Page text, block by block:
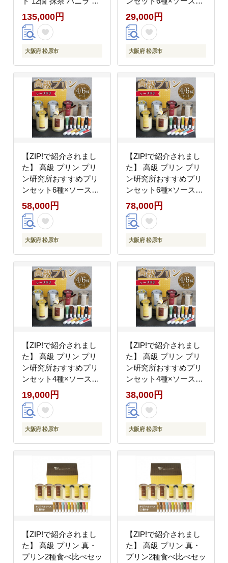
ーヒー なめらか purinn
PURINN ご褒美 ギフト
お中元 お歳暮 母の日
タイン ホワイトデー 誕
生日 結婚 出産 祝い 内
祝い 贈答品 プリン研究
所 大阪府 松原市
135,000円
大阪府 松原市
種 プリン purin プリン
研究所おすすめプリン
プリン研究所 purinn お
ソース12種 スイーツ
たまご感 昔ながら 大阪
府 松原市
29,000円
大阪府 松原市
【ZIP!で紹介されまし
た】 高級 プリン プリ
ン研究所おすすめプリ
ンセット6種×ソース12
種×2セット かため
purin 牛乳 卵 砂糖 卵の
コク purinn 昔ながら つ
触り ミルキー 甘み ソ
ース 大阪府 松原市
58,000円
大阪府 松原市
【ZIP!で紹介されまし
た】 高級 プリン プリ
ン研究所おすすめプリ
ンセット6種×ソース12
種×3セット かため
purin 牛乳 卵 砂糖 卵の
コク purinn 昔ながら つ
触り ミルキー 甘み ソ
ース 大阪府 松原市
78,000円
大阪府 松原市
【ZIP!で紹介されまし
た】 高級 プリン プリ
ン研究所おすすめプリ
ンセット4種×ソース8
種 アッサム 牛乳 卵 砂
糖 卵のコク 昔ながら
purin つるん 食感 なめ
キー 甘み ソース プリ
ンブレンド 大阪府 松原
19,000円
大阪府 松原市
【ZIP!で紹介されまし
た】 高級 プリン プリ
ン研究所おすすめプリ
ンセット4種×ソース8
種×2セット アッサム
purin 牛乳 卵 砂糖 卵の
コク 昔ながら purinn つ
触り ミルキー 甘み ソ
ース プリンブレンド 大
38,000円
大阪府 松原市
【ZIP!で紹介されまし
た】 高級 プリン 真・
プリン2種食べ比べセッ
【ZIP!で紹介されまし
た】 高級 プリン 真・
プリン2種食べ比べセッ